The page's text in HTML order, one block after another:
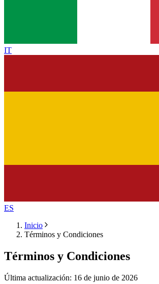
IT
ES
Inicio
Términos y Condiciones
Términos y Condiciones
Última actualización: 16 de junio de 2026